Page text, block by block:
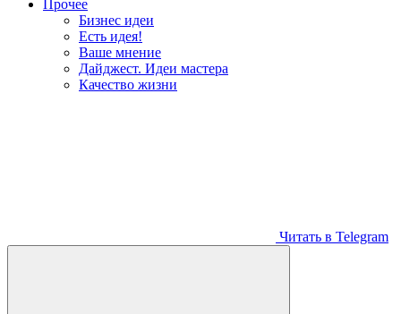
Прочее
Бизнес идеи
Есть идея!
Ваше мнение
Дайджест. Идеи мастера
Качество жизни
Читать в Telegram